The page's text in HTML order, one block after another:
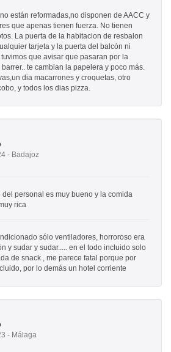
están reformadas,no disponen de AACC y
que apenas tienen fuerza. No tienen
La puerta de la habitacion de resbalon
tarjeta y la puerta del balcón ni
que avisar que pasaran por la
te cambian la papelera y poco más.
dia macarrones y croquetas, otro
y todos los dias pizza.
- Badajoz
del personal es muy bueno y la comida
rica
sólo ventiladores, horroroso era
y sudar y sudar..... en el todo incluido solo
de snack , me parece fatal porque por
por lo demás un hotel corriente
- Málaga